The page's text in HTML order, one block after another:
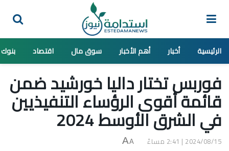
الرئيسية أخبار أهم الأخبار سوق مال اقتصاد بنوك
فوربس تختار داليا خورشيد ضمن
قائمة أقوى الرؤساء التنفيذيين
في الشرق الأوسط 2024
2024/08/15 | 2:41 مساءً A
A